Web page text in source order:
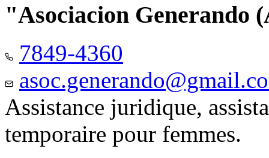
"Asociacion Generando
7849-4360
Assistance juridique,
temporaire pour femmes.